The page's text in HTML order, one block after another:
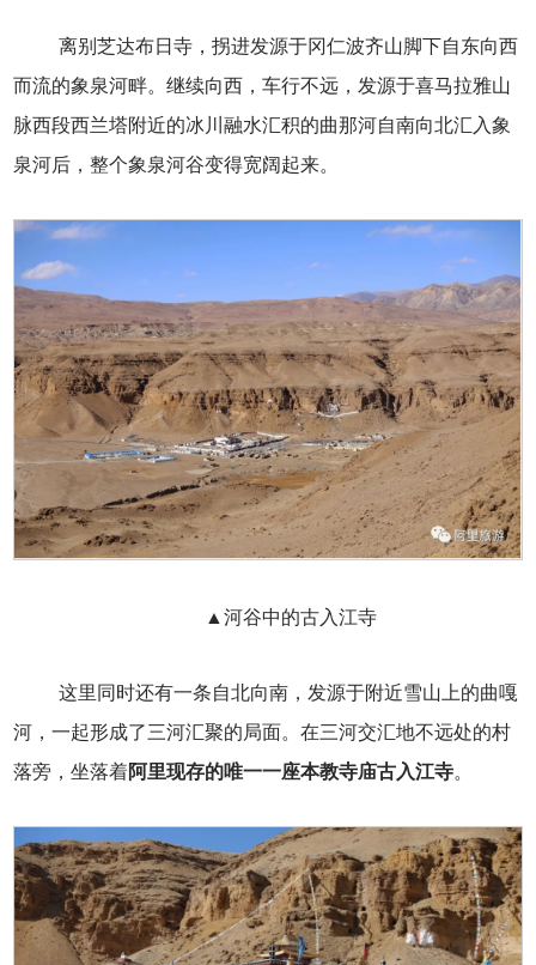
离别芝达布日寺，拐进发源于冈仁波齐山脚下自东向西
而流的象泉河畔。继续向西，车行不远，发源于喜马拉雅山
脉西段西兰塔附近的冰川融水汇积的曲那河自南向北汇入象
泉河后，整个象泉河谷变得宽阔起来。
▲河谷中的古入江寺
这里同时还有一条自北向南，发源于附近雪山上的曲嘎
河，一起形成了三河汇聚的局面。在三河交汇地不远处的村
落旁，坐落着阿里现存的唯一一座本教寺庙古入江寺。